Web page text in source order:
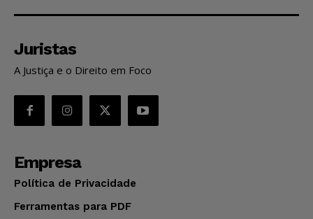
Juristas
A Justiça e o Direito em Foco
Empresa
Política de Privacidade
Ferramentas para PDF